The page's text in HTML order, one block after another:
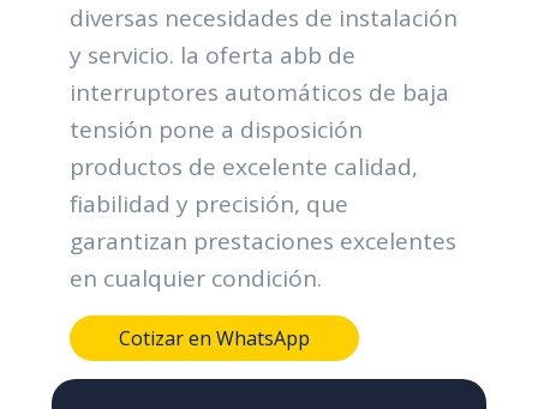
diversas necesidades de instalación
y servicio. la oferta abb de
interruptores automáticos de baja
tensión pone a disposición
productos de excelente calidad,
fiabilidad y precisión, que
garantizan prestaciones excelentes
en cualquier condición.
Cotizar en WhatsApp